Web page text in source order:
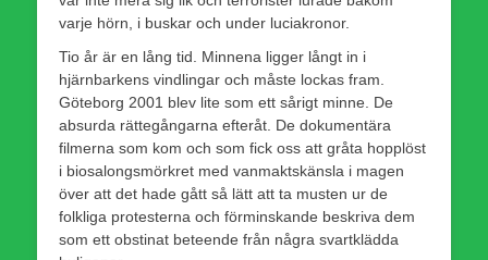
varje hörn, i buskar och under luciakronor.
Tio år är en lång tid. Minnena ligger långt in i
hjärnbarkens vindlingar och måste lockas fram.
Göteborg 2001 blev lite som ett sårigt minne. De
absurda rättegångarna efteråt. De dokumentära
filmerna som kom och som fick oss att gråta hopplöst
i biosalongsmörkret med vanmaktskänsla i magen
över att det hade gått så lätt att ta musten ur de
folkliga protesterna och förminskande beskriva dem
som ett obstinat beteende från några svartklädda